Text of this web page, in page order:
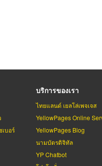
บอร์
บริการของเรา
ไทยแลนด์ เยลโล่เพจเจส
YellowPages Online
YellowPages Blog
นามบัตรดิจิทัล
YP Chatbot